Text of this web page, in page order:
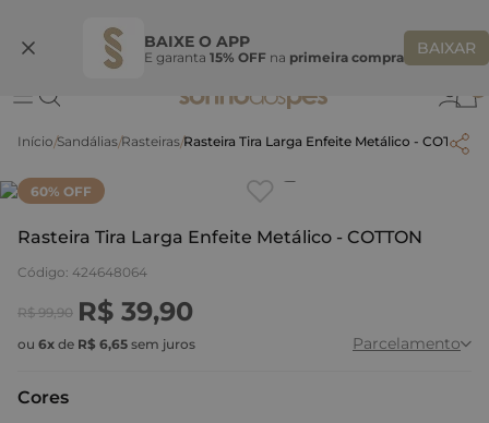
BAIXE O APP
E garanta 15% OFF na primeira compra BAIXAR
Ganhe 10% OFF na coleção utilizando o código do seu vendedor*
Sandálias Rasteiras Rasteira Tira Larga Enfeite Metálico - COTTON
60% OFF
Rasteira Tira Larga Enfeite Metálico - COTTON
Código: 424648064
R$ 99,90 R$ 39,90
ou 6x de R$ 6,65 sem juros Parcelamento
Cores